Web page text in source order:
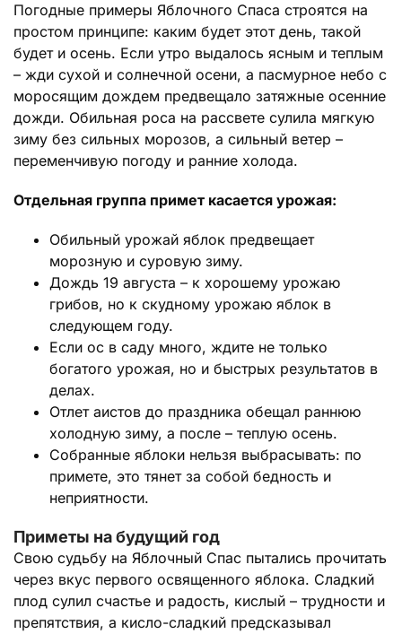
Погодные примеры Яблочного Спаса строятся на
простом принципе: каким будет этот день, такой
будет и осень. Если утро выдалось ясным и теплым
– жди сухой и солнечной осени, а пасмурное небо с
моросящим дождем предвещало затяжные осенние
дожди. Обильная роса на рассвете сулила мягкую
зиму без сильных морозов, а сильный ветер –
переменчивую погоду и ранние холода.
Отдельная группа примет касается урожая:
Обильный урожай яблок предвещает
морозную и суровую зиму.
Дождь 19 августа – к хорошему урожаю
грибов, но к скудному урожаю яблок в
следующем году.
Если ос в саду много, ждите не только
богатого урожая, но и быстрых результатов в
делах.
Отлет аистов до праздника обещал раннюю
холодную зиму, а после – теплую осень.
Собранные яблоки нельзя выбрасывать: по
примете, это тянет за собой бедность и
неприятности.
Приметы на будущий год
Свою судьбу на Яблочный Спас пытались прочитать
через вкус первого освященного яблока. Сладкий
плод сулил счастье и радость, кислый – трудности и
препятствия, а кисло-сладкий предсказывал